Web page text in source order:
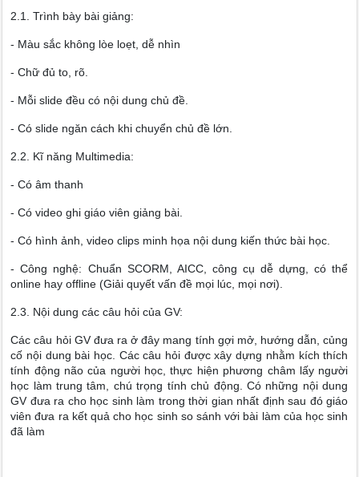
2.1. Trình bày bài giảng:
- Màu sắc không lòe loẹt, dễ nhìn
- Chữ đủ to, rõ.
- Mỗi slide đều có nội dung chủ đề.
- Có slide ngăn cách khi chuyển chủ đề lớn.
2.2. Kĩ năng Multimedia:
- Có âm thanh
- Có video ghi giáo viên giảng bài.
- Có hình ảnh, video clips minh họa nội dung kiến thức bài học.
- Công nghệ: Chuẩn SCORM, AICC, công cụ dễ dựng, có thể
online hay offline (Giải quyết vấn đề mọi lúc, mọi nơi).
2.3. Nội dung các câu hỏi của GV:
Các câu hỏi GV đưa ra ở đây mang tính gợi mở, hướng dẫn, củng
cố nội dung bài học. Các câu hỏi được xây dựng nhằm kích thích
tính động não của người học, thực hiện phương châm lấy người
học làm trung tâm, chú trọng tính chủ động. Có những nội dung
GV đưa ra cho học sinh làm trong thời gian nhất định sau đó giáo
viên đưa ra kết quả cho học sinh so sánh với bài làm của học sinh
đã làm